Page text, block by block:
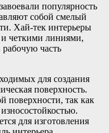
популярность
собой смелый
Хай-тек интерьеры
четкими линиями,
часть
для создания
поверхность.
поверхности, так как
для изготовления